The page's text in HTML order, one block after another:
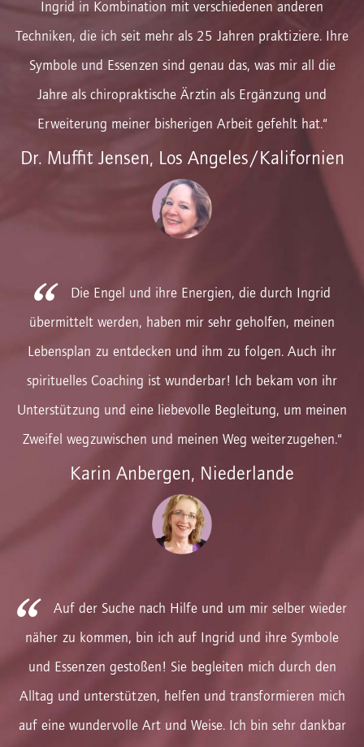
Ingrid in Kombination mit verschiedenen anderen
Techniken, die ich seit mehr als 25 Jahren praktiziere. Ihre
Symbole und Essenzen sind genau das, was mir all die
Jahre als chiropraktische Ärztin als Ergänzung und
Erweiterung meiner bisherigen Arbeit gefehlt hat.“
Dr. Muffit Jensen, Los Angeles/Kalifornien
Die Engel und ihre Energien, die durch Ingrid
übermittelt werden, haben mir sehr geholfen, meinen
Lebensplan zu entdecken und ihm zu folgen. Auch ihr
spirituelles Coaching ist wunderbar! Ich bekam von ihr
Unterstützung und eine liebevolle Begleitung, um meinen
Zweifel wegzuwischen und meinen Weg weiterzugehen.“
Karin Anbergen, Niederlande
Auf der Suche nach Hilfe und um mir selber wieder
näher zu kommen, bin ich auf Ingrid und ihre Symbole
und Essenzen gestoßen! Sie begleiten mich durch den
Alltag und unterstützen, helfen und transformieren mich
auf eine wundervolle Art und Weise. Ich bin sehr dankbar